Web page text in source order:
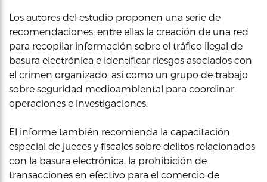
Los autores del estudio proponen una serie de
recomendaciones, entre ellas la creación de una red
para recopilar información sobre el tráfico ilegal de
basura electrónica e identificar riesgos asociados con
el crimen organizado, así como un grupo de trabajo
sobre seguridad medioambiental para coordinar
operaciones e investigaciones.
El informe también recomienda la capacitación
especial de jueces y fiscales sobre delitos relacionados
con la basura electrónica, la prohibición de
transacciones en efectivo para el comercio de